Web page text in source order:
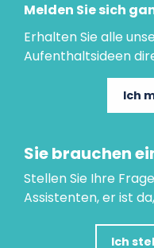
Melden Sie sich
Erhalten Sie alle
Aufenthaltsideen
Ich
Sie brauchen
Stellen Sie Ihre
Assistenten, er ist
Ich